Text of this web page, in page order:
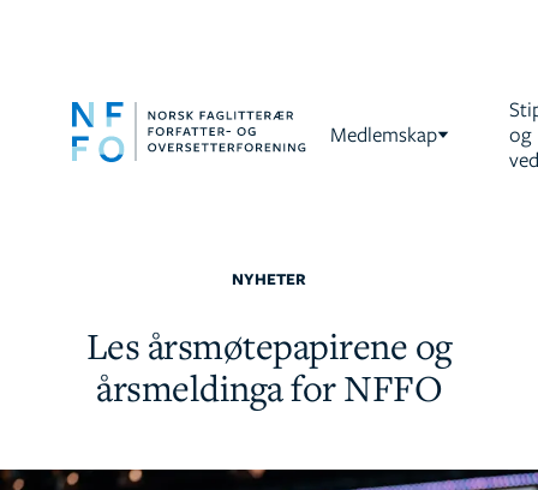
Medlemskap
og
NYHETER
Les årsmøtepapirene og
årsmeldinga for NFFO